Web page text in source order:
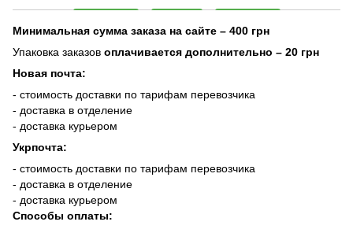
Минимальная сумма заказа на сайте – 400 грн
Упаковка заказов оплачивается дополнительно – 20 грн
Новая почта:
- стоимость доставки по тарифам перевозчика
- доставка в отделение
- доставка курьером
Укрпочта:
- стоимость доставки по тарифам перевозчика
- доставка в отделение
- доставка курьером
Способы оплаты: